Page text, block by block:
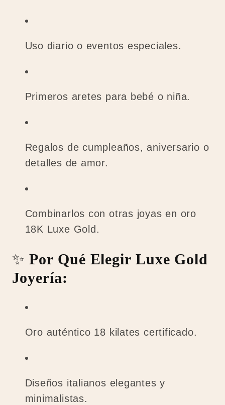
Uso diario o eventos especiales.
Primeros aretes para bebé o niña.
Regalos de cumpleaños, aniversario o
detalles de amor.
Combinarlos con otras joyas en oro
18K Luxe Gold.
✨Por Qué Elegir Luxe Gold
Joyería:
Oro auténtico 18 kilates certificado.
Diseños italianos elegantes y
minimalistas.